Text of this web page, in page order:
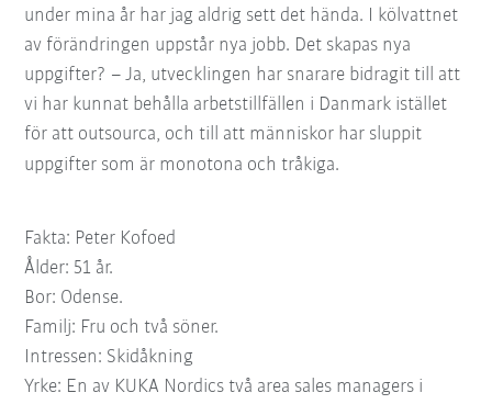
under mina år har jag aldrig sett det hända. I kölvattnet
av förändringen uppstår nya jobb. Det skapas nya
uppgifter? – Ja, utvecklingen har snarare bidragit till att
vi har kunnat behålla arbetstillfällen i Danmark istället
för att outsourca, och till att människor har sluppit
uppgifter som är monotona och tråkiga.
Fakta: Peter Kofoed
Ålder: 51 år.
Bor: Odense.
Familj: Fru och två söner.
Intressen: Skidåkning
Yrke: En av KUKA Nordics två area sales managers i